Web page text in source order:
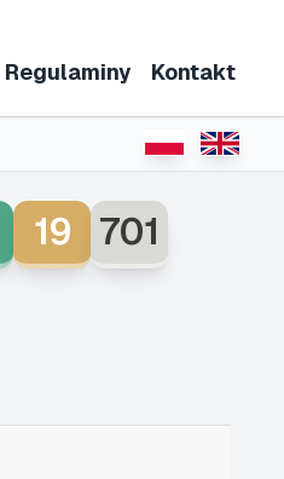
Regulaminy Kontakt
19 701